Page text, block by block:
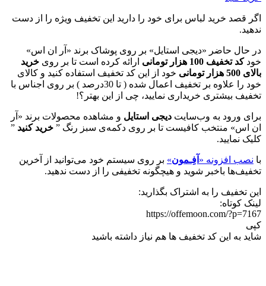
اگر قصد خرید لباس برای خود را دارید این تخفیف ویژه را از دست
ندهید.
در حال حاضر «دیجی استایل» بر روی پوشاک برند «آر ان اس»
خودکد تخفیف 100 هزار تومانی ارائه کرده است تا بر روی خرید
بالای 500 هزار تومانی
خود از این کد تخفیف استفاده کنید و کالای
خود را علاوه بر تخفیف اعمال شده ( تا 30درصد ) بر روی اجناس با
تخفیف بیشتری خریداری نمایید، چی از این بهتر؟!
برای ورود به وب‌سایت دیجی استایل و مشاهده محصولات برند «آر
ان اس» منتخب کافیست تا بر روی دکمه‌ی سبز رنگ ” خرید کنید ”
کلیک نمایید.
با نصب افزونه « آفِـمون» بر روی سیستم خود می‌توانید از آخرین
تخفیف‌ها باخبر شوید و هیچگونه تخفیفی را از دست ندهید.
این تخفیف را به اشتراک بگذارید:
لینک کوتاه:
https://offemoon.com/?p=7167
کپی
شاید به این کد تخفیف ها هم نیاز داشته باشید